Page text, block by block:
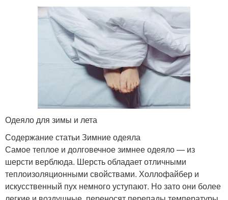
Одеяло для зимы и лета
Содержание статьи Зимние одеяла
Самое теплое и долговечное зимнее одеяло — из
шерсти верблюда. Шерсть обладает отличными
теплоизоляционными свойствами. Холлофайбер и
искусственный пух немного уступают. Но зато они более